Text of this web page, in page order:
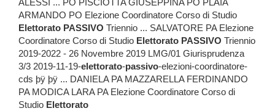
ALESSI ... PO PISCIOTTA GIUSEPPINA PO PLAIA
ARMANDO PO Elezione Coordinatore Corso di Studio
Elettorato PASSIVO Triennio ... SALVATORE PA Elezione
Coordinatore Corso di Studio Elettorato PASSIVO Triennio
2019-2022 - 26 Novembre 2019 LMG/01 Giurisprudenza
3/3 2019-11-19-elettorato-passivo-elezioni-coordinatore-
cds þÿ þÿ ... DANIELA PA MAZZARELLA FERDINANDO
PA MODICA LARA PA Elezione Coordinatore Corso di
Studio Elettorato